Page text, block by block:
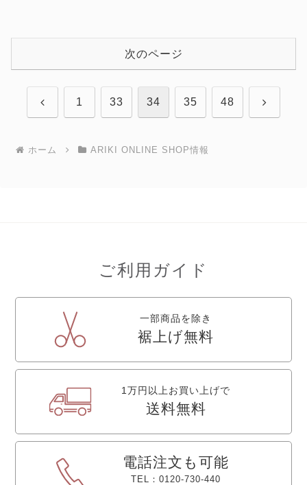
次のページ
前 1 33 34 35 48 次
ホーム ARIKI ONLINE SHOP情報
ご利用ガイド
一部商品を除き
裾上げ無料
1万円以上お買い上げで
送料無料
電話注文も可能
TEL：0120-730-440